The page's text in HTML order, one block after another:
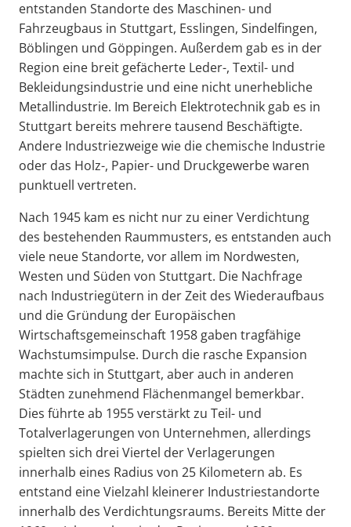
entstanden Standorte des Maschinen- und
Fahrzeugbaus in Stuttgart, Esslingen, Sindelfingen,
Böblingen und Göppingen. Außerdem gab es in der
Region eine breit gefächerte Leder-, Textil- und
Bekleidungsindustrie und eine nicht unerhebliche
Metallindustrie. Im Bereich Elektrotechnik gab es in
Stuttgart bereits mehrere tausend Beschäftigte.
Andere Industriezweige wie die chemische Industrie
oder das Holz-, Papier- und Druckgewerbe waren
punktuell vertreten.
Nach 1945 kam es nicht nur zu einer Verdichtung
des bestehenden Raummusters, es entstanden auch
viele neue Standorte, vor allem im Nordwesten,
Westen und Süden von Stuttgart. Die Nachfrage
nach Industriegütern in der Zeit des Wiederaufbaus
und die Gründung der Europäischen
Wirtschaftsgemeinschaft 1958 gaben tragfähige
Wachstumsimpulse. Durch die rasche Expansion
machte sich in Stuttgart, aber auch in anderen
Städten zunehmend Flächenmangel bemerkbar.
Dies führte ab 1955 verstärkt zu Teil- und
Totalverlagerungen von Unternehmen, allerdings
spielten sich drei Viertel der Verlagerungen
innerhalb eines Radius von 25 Kilometern ab. Es
entstand eine Vielzahl kleinerer Industriestandorte
innerhalb des Verdichtungsraums. Bereits Mitte der